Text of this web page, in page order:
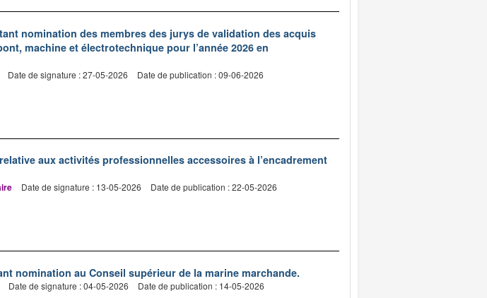
nomination des membres des jurys de validation des acquis
machine et électrotechnique pour l’année 2026 en
Date de signature : 27-05-2026 Date de publication : 09-06-2026
aux activités professionnelles accessoires à l’encadrement
Date de signature : 13-05-2026 Date de publication : 22-05-2026
nomination au Conseil supérieur de la marine marchande.
Date de signature : 04-05-2026 Date de publication : 14-05-2026